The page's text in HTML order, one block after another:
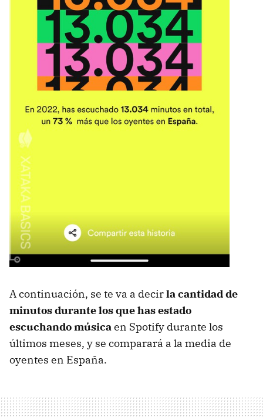
A continuación, se te va a decirla cantidad de
minutos durante los que has estado
escuchando músicaen Spotify durante los
últimos meses, y se comparará a la media de
oyentes en España.